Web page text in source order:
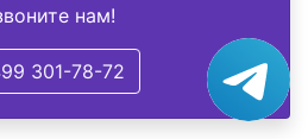
нам!
301-78-72